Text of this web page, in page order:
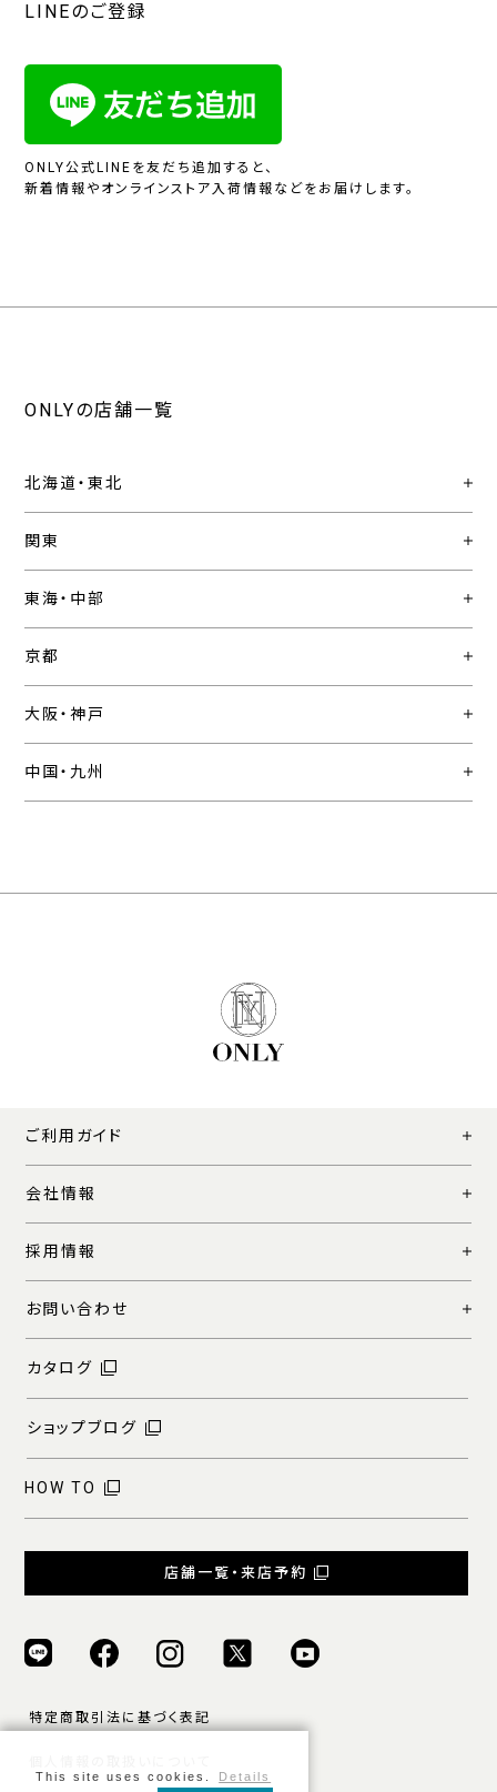
LINEのご登録
ONLY公式LINEを友だち追加すると、
新着情報やオンラインストア入荷情報などをお届けします。
ONLYの店舗一覧
北海道・東北
関東
東海・中部
京都
大阪・神戸
中国・九州
ご利用ガイド
会社情報
採用情報
お問い合わせ
カタログ
ショップブログ
HOW TO
店舗一覧・来店予約
特定商取引法に基づく表記
This site uses cookies. Details